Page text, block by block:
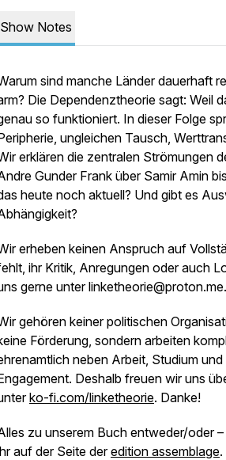
Show Notes
sind manche Länder dauerhaft
Die Dependenztheorie sagt: Weil
so funktioniert. In dieser Folge
ungleichen Tausch,
erklären die zentralen Strömungen
Gunder Frank über Samir Amin
heute noch aktuell? Und gibt es
erheben keinen Anspruch auf
ihr Kritik, Anregungen oder auch
gerne unter linketheorie@proton.me.
gehören keiner politischen
Förderung, sondern arbeiten
neben Arbeit, Studium
Deshalb freuen wir uns
ko-fi.com/linketheorie. Danke!
zu unserem Buch entweder/oder
auf der Seite deredition assemblage.